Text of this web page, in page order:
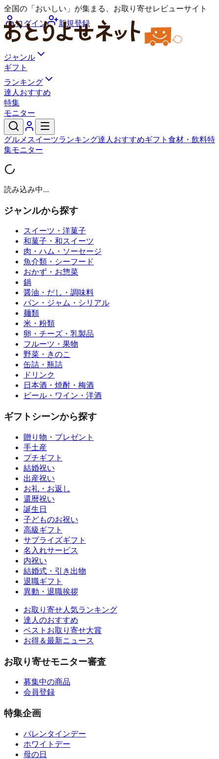
全国の「おいしい」が集まる、お取り寄せレビューサイト
ログイン
新規登録
ジャンル
ギフト
ランキング
達人おすすめ
特集
モニター
グルメ スイーツランキング達人おすすめギフト 食材・飲料特
集モニター
読み込み中...
ジャンルから探す
スイーツ・洋菓子
和菓子・和スイーツ
肉・ハム・ソーセージ
魚介類・シーフード
おかず・お惣菜
鍋
醤油・だし・調味料
パン・ジャム・シリアル
麺類
米・粉類
卵・チーズ・乳製品
フルーツ・果物
野菜・きのこ
缶詰・瓶詰
ドリンク
日本酒・焼酎・梅酒
ビール・ワイン・洋酒
ギフトシーンから探す
贈り物・プレゼント
手土産
プチギフト
結婚祝い
出産祝い
お礼・お返し
還暦祝い
誕生日
子どものお祝い
高級ギフト
サプライズギフト
名入れサービス
内祝い
結婚式・引き出物
退職ギフト
異動・退職挨拶
お取り寄せ人気ランキング
達人のおすすめ
ベストお取り寄せ大賞
お得＆最新ニュース
お取り寄せモニター審査
募集中の商品
会員登録
特集企画
バレンタインデー
ホワイトデー
母の日